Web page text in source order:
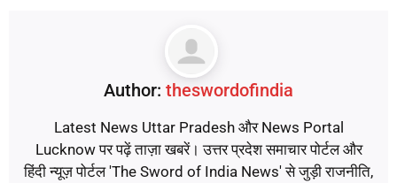
Author: theswordofindia
Latest News Uttar Pradesh और News Portal
Lucknow पर पढ़ें ताज़ा खबरें। उत्तर प्रदेश समाचार पोर्टल और
हिंदी न्यूज़ पोर्टल 'The Sword of India News' से जुड़ी राजनीति,